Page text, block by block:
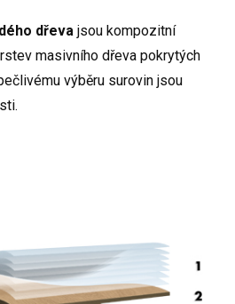
dřeva jsou kompozitní
masivního dřeva pokrytých
výběru surovin jsou